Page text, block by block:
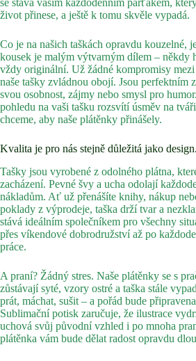
se stává vaším každodenním parťákem,
život přinese, a ještě k tomu skvěle vypadá.
Co je na našich taškách opravdu kouzelné,
kousek je malým výtvarným dílem – někdy
vždy originální. Už žádné kompromisy
naše tašky zvládnou obojí. Jsou perfektním
svou osobnost, zájmy nebo smysl pro
pohledu na vaši tašku rozsvítí úsměv na
chceme, aby naše plátěnky přinášely.
Kvalita je pro nás stejně důležitá jako design.
Tašky jsou vyrobené z odolného plátna,
zacházení. Pevné švy a ucha odolají
nákladům. Ať už přenášíte knihy, nákup
poklady z výprodeje, taška drží tvar a
stává ideálním společníkem pro všechny
přes víkendové dobrodružství až po
práce.
A praní? Žádný stres. Naše plátěnky se s
zůstávají syté, vzory ostré a taška stále
prát, máchat, sušit – a pořád bude
Sublimační potisk zaručuje, že ilustrace
uchová svůj původní vzhled i po mnoha
plátěnka vám bude dělat radost opravdu